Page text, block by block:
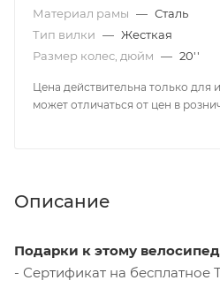
Материал рамы — Сталь
Тип вилки — Жесткая
Размер колес, дюйм — 20''
Цена действительна только для
может отличаться от цен в
Описание
Подарки к этому
- Сертификат на бесплатное